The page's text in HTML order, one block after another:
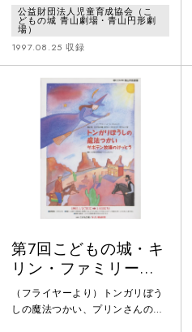
しく寒いイメージが強いのです
が、アンデルセンの作品の中には
こっけいで馬鹿馬鹿しくてハッピ
ーな作品も実は数多くあります。
「はだかの王様」「空とぶトラン
ク」「のろまのハン ス」など、明
るく楽しい作品をセレクトして、
からっと夏らしい生演奏にのせ
て、アンデルセンの暗いイメージ
をがらっと一新してしまおうとい
うのが、この
公益財団法人児童育成協会（こ
どもの城 青山劇場・青山円形劇
場）
1997.08.25 収録
第7回こどもの城・キ
リン・ファミリーオ
ペレッタ「トンガリ
ぼうしの魔法使い サ
（フライヤーより）トンガリぼう
しの魔法つかい、プリンさんのも